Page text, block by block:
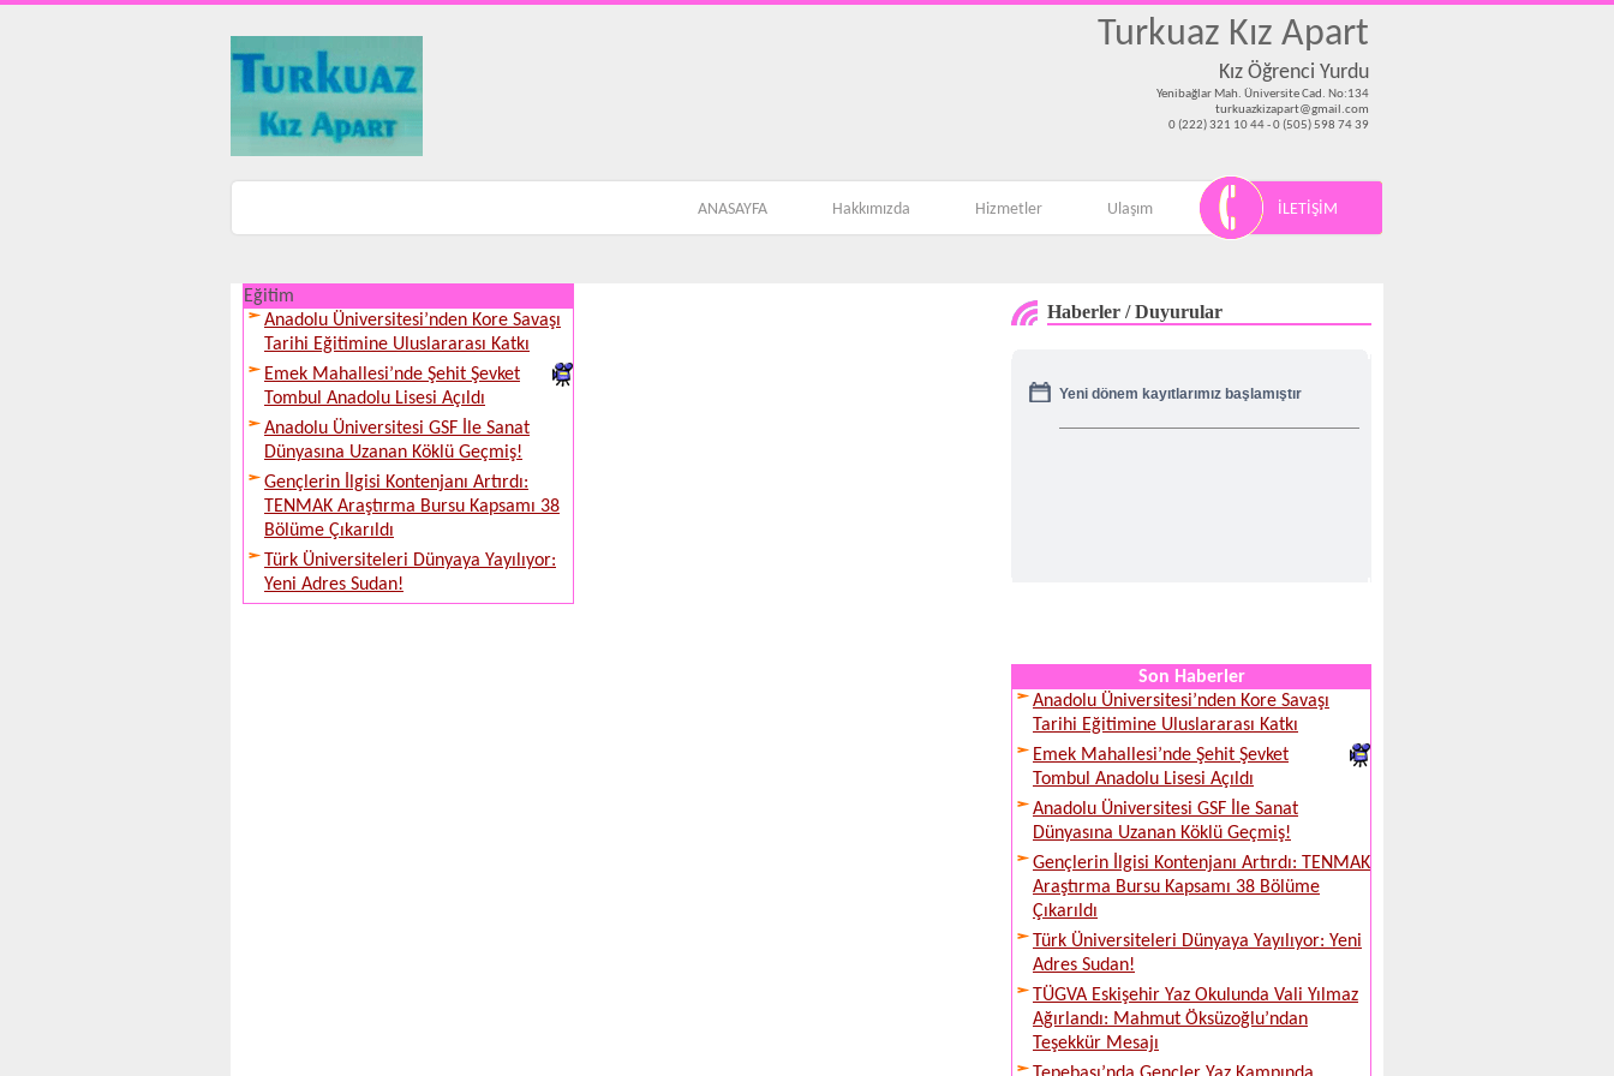
Turkuaz Kız Apart
Kız Öğrenci Yurdu
Yenibağlar Mah. Üniversite Cad. No:134
turkuazkizapart@gmail.com
0 (222) 321 10 44 - 0 (505) 598 74 39
ANASAYFA Hakkımızda Hizmetler Ulaşım İLETİŞİM
Eğitim
Anadolu Üniversitesi’nden Kore Savaşı
Tarihi Eğitimine Uluslararası Katkı
Emek Mahallesi’nde Şehit Şevket
Tombul Anadolu Lisesi Açıldı
Anadolu Üniversitesi GSF İle Sanat
Dünyasına Uzanan Köklü Geçmiş!
Gençlerin İlgisi Kontenjanı Artırdı:
TENMAK Araştırma Bursu Kapsamı 38
Bölüme Çıkarıldı
Türk Üniversiteleri Dünyaya Yayılıyor:
Yeni Adres Sudan!
Haberler / Duyurular
Yeni dönem kayıtlarımız başlamıştır
Son Haberler
Anadolu Üniversitesi’nden Kore Savaşı
Tarihi Eğitimine Uluslararası Katkı
Emek Mahallesi’nde Şehit Şevket
Tombul Anadolu Lisesi Açıldı
Anadolu Üniversitesi GSF İle Sanat
Dünyasına Uzanan Köklü Geçmiş!
Gençlerin İlgisi Kontenjanı Artırdı: TENMAK
Araştırma Bursu Kapsamı 38 Bölüme
Çıkarıldı
Türk Üniversiteleri Dünyaya Yayılıyor: Yeni
Adres Sudan!
TÜGVA Eskişehir Yaz Okulunda Vali Yılmaz
Ağırlandı: Mahmut Öksüzoğlu’ndan
Teşekkür Mesajı